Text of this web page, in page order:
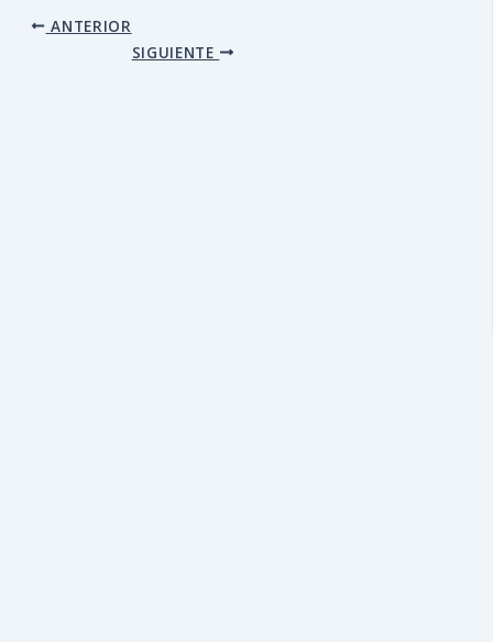
ANTERIOR
SIGUIENTE